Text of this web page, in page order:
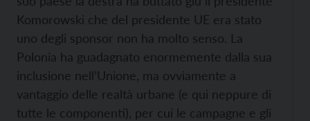
Komorowski che del presidente UE era stato
uno degli sponsor non ha molto senso. La
Polonia ha guadagnato enormemente dalla sua
inclusione nell’Unione, ma ovviamente a
vantaggio delle realtà urbane (e qui neppure di
tutte le componenti), per cui le campagne e gli